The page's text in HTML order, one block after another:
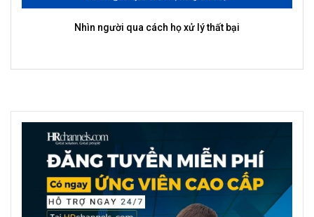
Thành công cũ đang giữ bạn lại như thế nào?